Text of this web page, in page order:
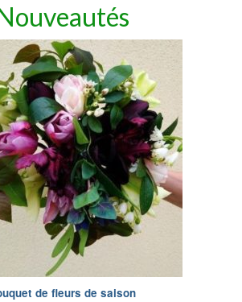
de fleurs de saison